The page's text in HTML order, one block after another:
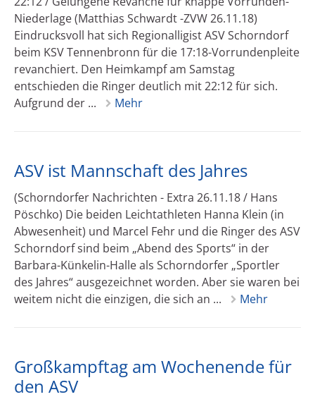
Niederlage (Matthias Schwardt -ZVW 26.11.18)
Eindrucksvoll hat sich Regionalligist ASV Schorndorf
beim KSV Tennenbronn für die 17:18-Vorrundenpleite
revanchiert. Den Heimkampf am Samstag
entschieden die Ringer deutlich mit 22:12 für sich.
Aufgrund der ...
Mehr
ASV ist Mannschaft des Jahres
(Schorndorfer Nachrichten - Extra 26.11.18 / Hans
Pöschko) Die beiden Leichtathleten Hanna Klein (in
Abwesenheit) und Marcel Fehr und die Ringer des ASV
Schorndorf sind beim „Abend des Sports“ in der
Barbara-Künkelin-Halle als Schorndorfer „Sportler
des Jahres“ ausgezeichnet worden. Aber sie waren bei
weitem nicht die einzigen, die sich an ...
Mehr
Großkampftag am Wochenende für
den ASV